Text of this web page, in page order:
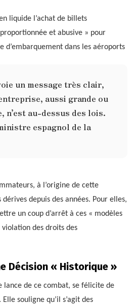
liquide l’achat de billets
et abusive » pour
d’embarquement dans les aéroports
un message très clair,
aussi grande ou
au-dessus des lois.
espagnol de la
à l’origine de cette
depuis des années. Pour elles,
un coup d’arrêt à ces « modèles
violation des droits des
Décision « Historique »
lance de ce combat, se félicite de
souligne qu’il s’agit des